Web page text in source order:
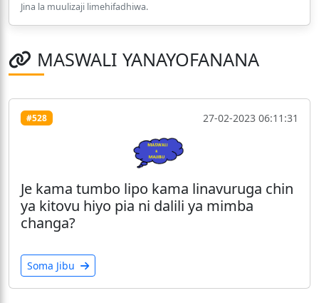
Jina la muulizaji limehifadhiwa.
MASWALI YANAYOFANANA
#528 27-02-2023 06:11:31
Je kama tumbo lipo kama linavuruga chin
ya kitovu hiyo pia ni dalili ya mimba
changa?
Soma Jibu